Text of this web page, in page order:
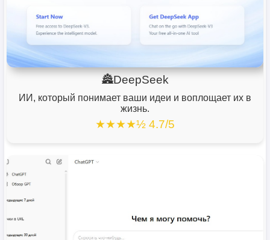
🏯DeepSeek
ИИ, который понимает ваши идеи и воплощает их в
жизнь.
★★★★½ 4.7/5